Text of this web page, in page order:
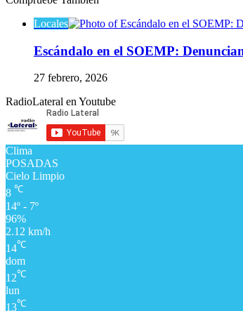
Locales
Escándalo en el SOEMP:
27 febrero, 2026
RadioLateral en Youtube
Clima
POSADAS
Cielo Limpio
8 ℃
14º - 7º
96%
2.12 km/h
14℃
dom
12℃
lun
13℃